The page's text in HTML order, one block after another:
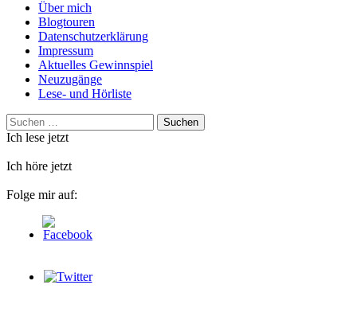
Über mich
Blogtouren
Datenschutzerklärung
Impressum
Aktuelles Gewinnspiel
Neuzugänge
Lese- und Hörliste
Suchen
nach:
Ich lese jetzt
Ich höre jetzt
Folge mir auf: